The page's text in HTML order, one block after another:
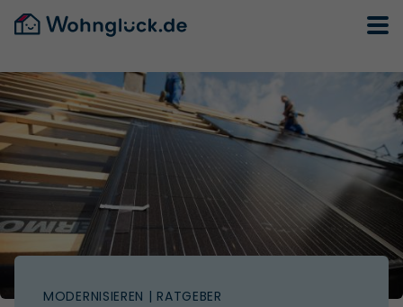
MODERNISIEREN | RATGEBER